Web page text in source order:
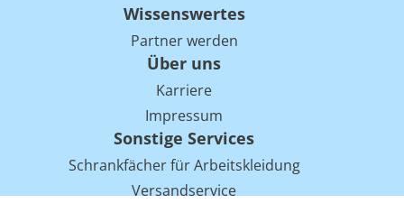
Wissenswertes
Partner werden
Über uns
Karriere
Impressum
Sonstige Services
Schrankfächer für Arbeitskleidung
Versandservice